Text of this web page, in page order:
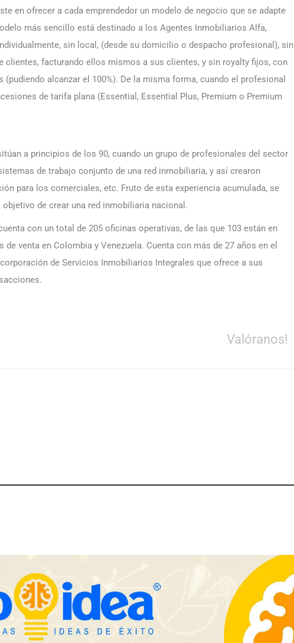
en ofrecer a cada emprendedor un modelo de negocio que se adapte
más sencillo está destinado a los Agentes Inmobiliarios Alfa,
sin local, (desde su domicilio o despacho profesional), sin
clientes, facturando ellos mismos a sus clientes, y sin royalty fijos, con
(pudiendo alcanzar el 100%). De la misma forma, cuando el profesional
de tarifa plana (Essential, Essential Plus, Premium o Premium
a principios de los 90, cuando un grupo de profesionales del sector
de trabajo conjunto de una red inmobiliaria, y así crearon
para los comerciales, etc. Fruto de esta experiencia acumulada, se
de crear una red inmobiliaria nacional.
con un total de 205 oficinas operativas, de las que 103 están en
de venta en Colombia y Venezuela. Cuenta con más de 27 años en el
de Servicios Inmobiliarios Integrales que ofrece a sus
Valóranos!
NOVA: innovación y diseño que
transforman espacios de la mano
de Tormo Franquicias